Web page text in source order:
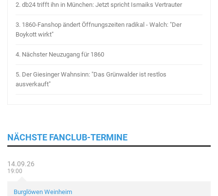
2. db24 trifft ihn in München: Jetzt spricht Ismaiks Vertrauter
3. 1860-Fanshop ändert Öffnungszeiten radikal - Walch: "Der
Boykott wirkt"
4. Nächster Neuzugang für 1860
5. Der Giesinger Wahnsinn: "Das Grünwalder ist restlos
ausverkauft"
NÄCHSTE FANCLUB-TERMINE
14.09.26
19:00
Burglöwen Weinheim